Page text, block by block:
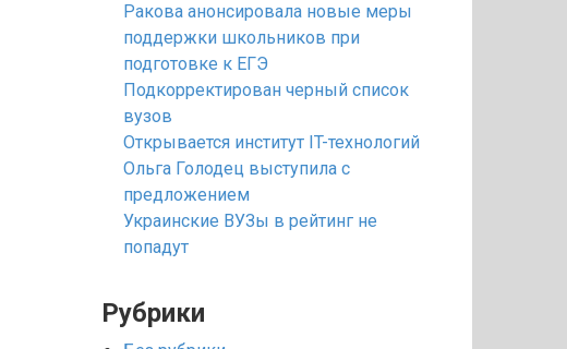
Ракова анонсировала новые меры
поддержки школьников при
подготовке к ЕГЭ
Подкорректирован черный список
вузов
Открывается институт IT-технологий
Ольга Голодец выступила с
предложением
Украинские ВУЗы в рейтинг не
попадут
Рубрики